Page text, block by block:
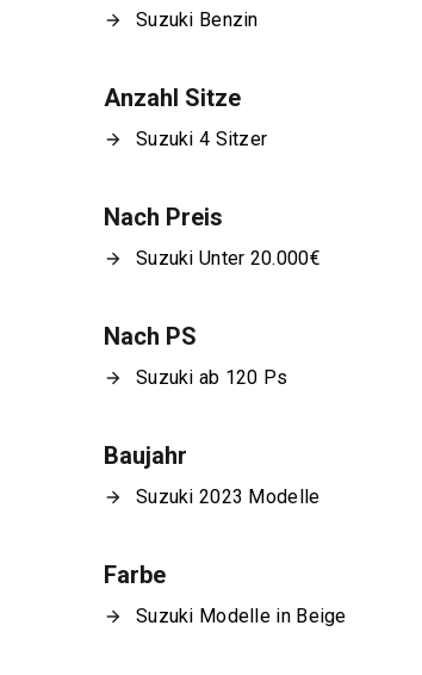
Suzuki Benzin
Anzahl Sitze
Suzuki 4 Sitzer
Nach Preis
Suzuki Unter 20.000€
Nach PS
Suzuki ab 120 Ps
Baujahr
Suzuki 2023 Modelle
Farbe
Suzuki Modelle in Beige